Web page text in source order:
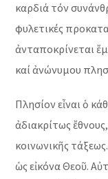
καρδιά τόν
φυλετικές
ἀνταποκρίνεται
καί ἀνώνυμου
Πλησίον εἶναι ὁ
ἀδιακρίτως
κοινωνικῆς
ὡς εἰκόνα Θεοῦ.